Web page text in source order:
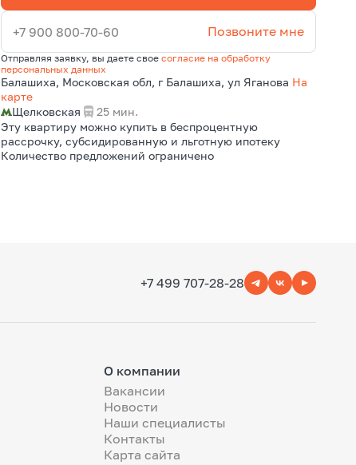
+7 900 800-70-60 Позвоните мне
Отправляя заявку, вы даете своесогласие на обработку
персональных данных
Балашиха, Московская обл, г Балашиха, ул Яганова На
карте
Щелковская
25 мин.
Эту квартиру можно купить в беспроцентную
рассрочку, субсидированную и льготную ипотеку
Количество предложений ограничено
+7 499 707-28-28
О компании
Вакансии
Новости
Наши специалисты
Контакты
Карта сайта